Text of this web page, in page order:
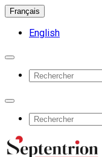
Français
English